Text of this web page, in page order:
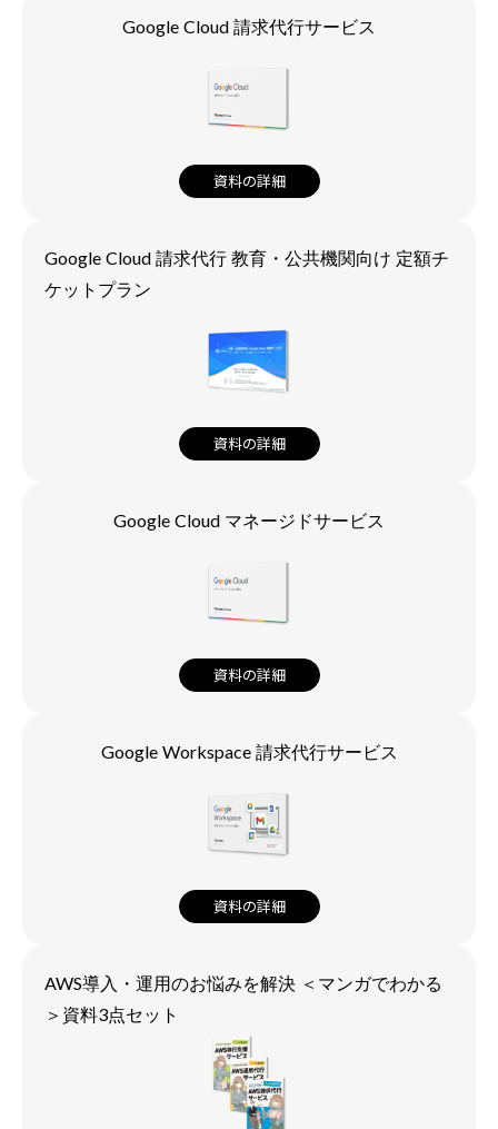
Google Cloud 請求代行サービス
資料の詳細
Google Cloud 請求代行 教育・公共機関向け 定額チ
ケットプラン
資料の詳細
Google Cloud マネージドサービス
資料の詳細
Google Workspace 請求代行サービス
資料の詳細
AWS導入・運用のお悩みを解決 ＜マンガでわかる
＞資料3点セット